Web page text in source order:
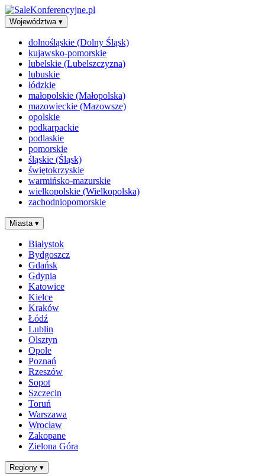
Województwa ▾
dolnośląskie (Dolny Śląsk)
kujawsko-pomorskie
lubelskie (Lubelszczyzna)
lubuskie
łódzkie
małopolskie (Małopolska)
mazowieckie (Mazowsze)
opolskie
podkarpackie
podlaskie
pomorskie
śląskie (Śląsk)
świętokrzyskie
warmińsko-mazurskie
wielkopolskie (Wielkopolska)
zachodniopomorskie
Miasta ▾
Białystok
Bydgoszcz
Gdańsk
Gdynia
Katowice
Kielce
Kraków
Łódź
Lublin
Olsztyn
Opole
Poznań
Rzeszów
Sopot
Szczecin
Toruń
Warszawa
Wrocław
Zakopane
Zielona Góra
Regiony ▾